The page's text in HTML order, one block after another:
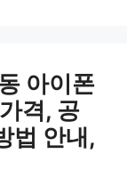
아이폰
격, 공
법 안내,